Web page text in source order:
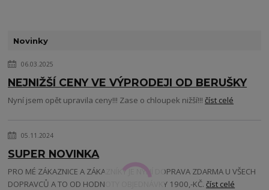
Novinky
06.03.2025
NEJNIŽŠÍ CENY VE VÝPRODEJI OD BERUŠKY
Nyní jsem opět upravila ceny!!! Zase o chloupek nižší!!!číst celé
05.11.2024
SUPER NOVINKA
PRO MÉ ZÁKAZNICE A ZÁKAZNÍKY JE NYNÍ DOPRAVA ZDARMA U VŠECH
DOPRAVCŮ A TO OD HODNOTY OBJEDNÁVKY 1900,-KČ.číst celé